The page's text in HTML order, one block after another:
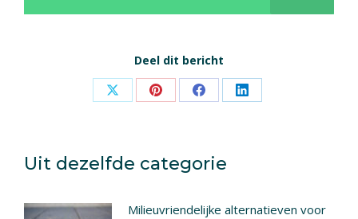
Deel dit bericht
Share Share Share Share
Uit dezelfde categorie
Milieuvriendelijke alternatieven voor